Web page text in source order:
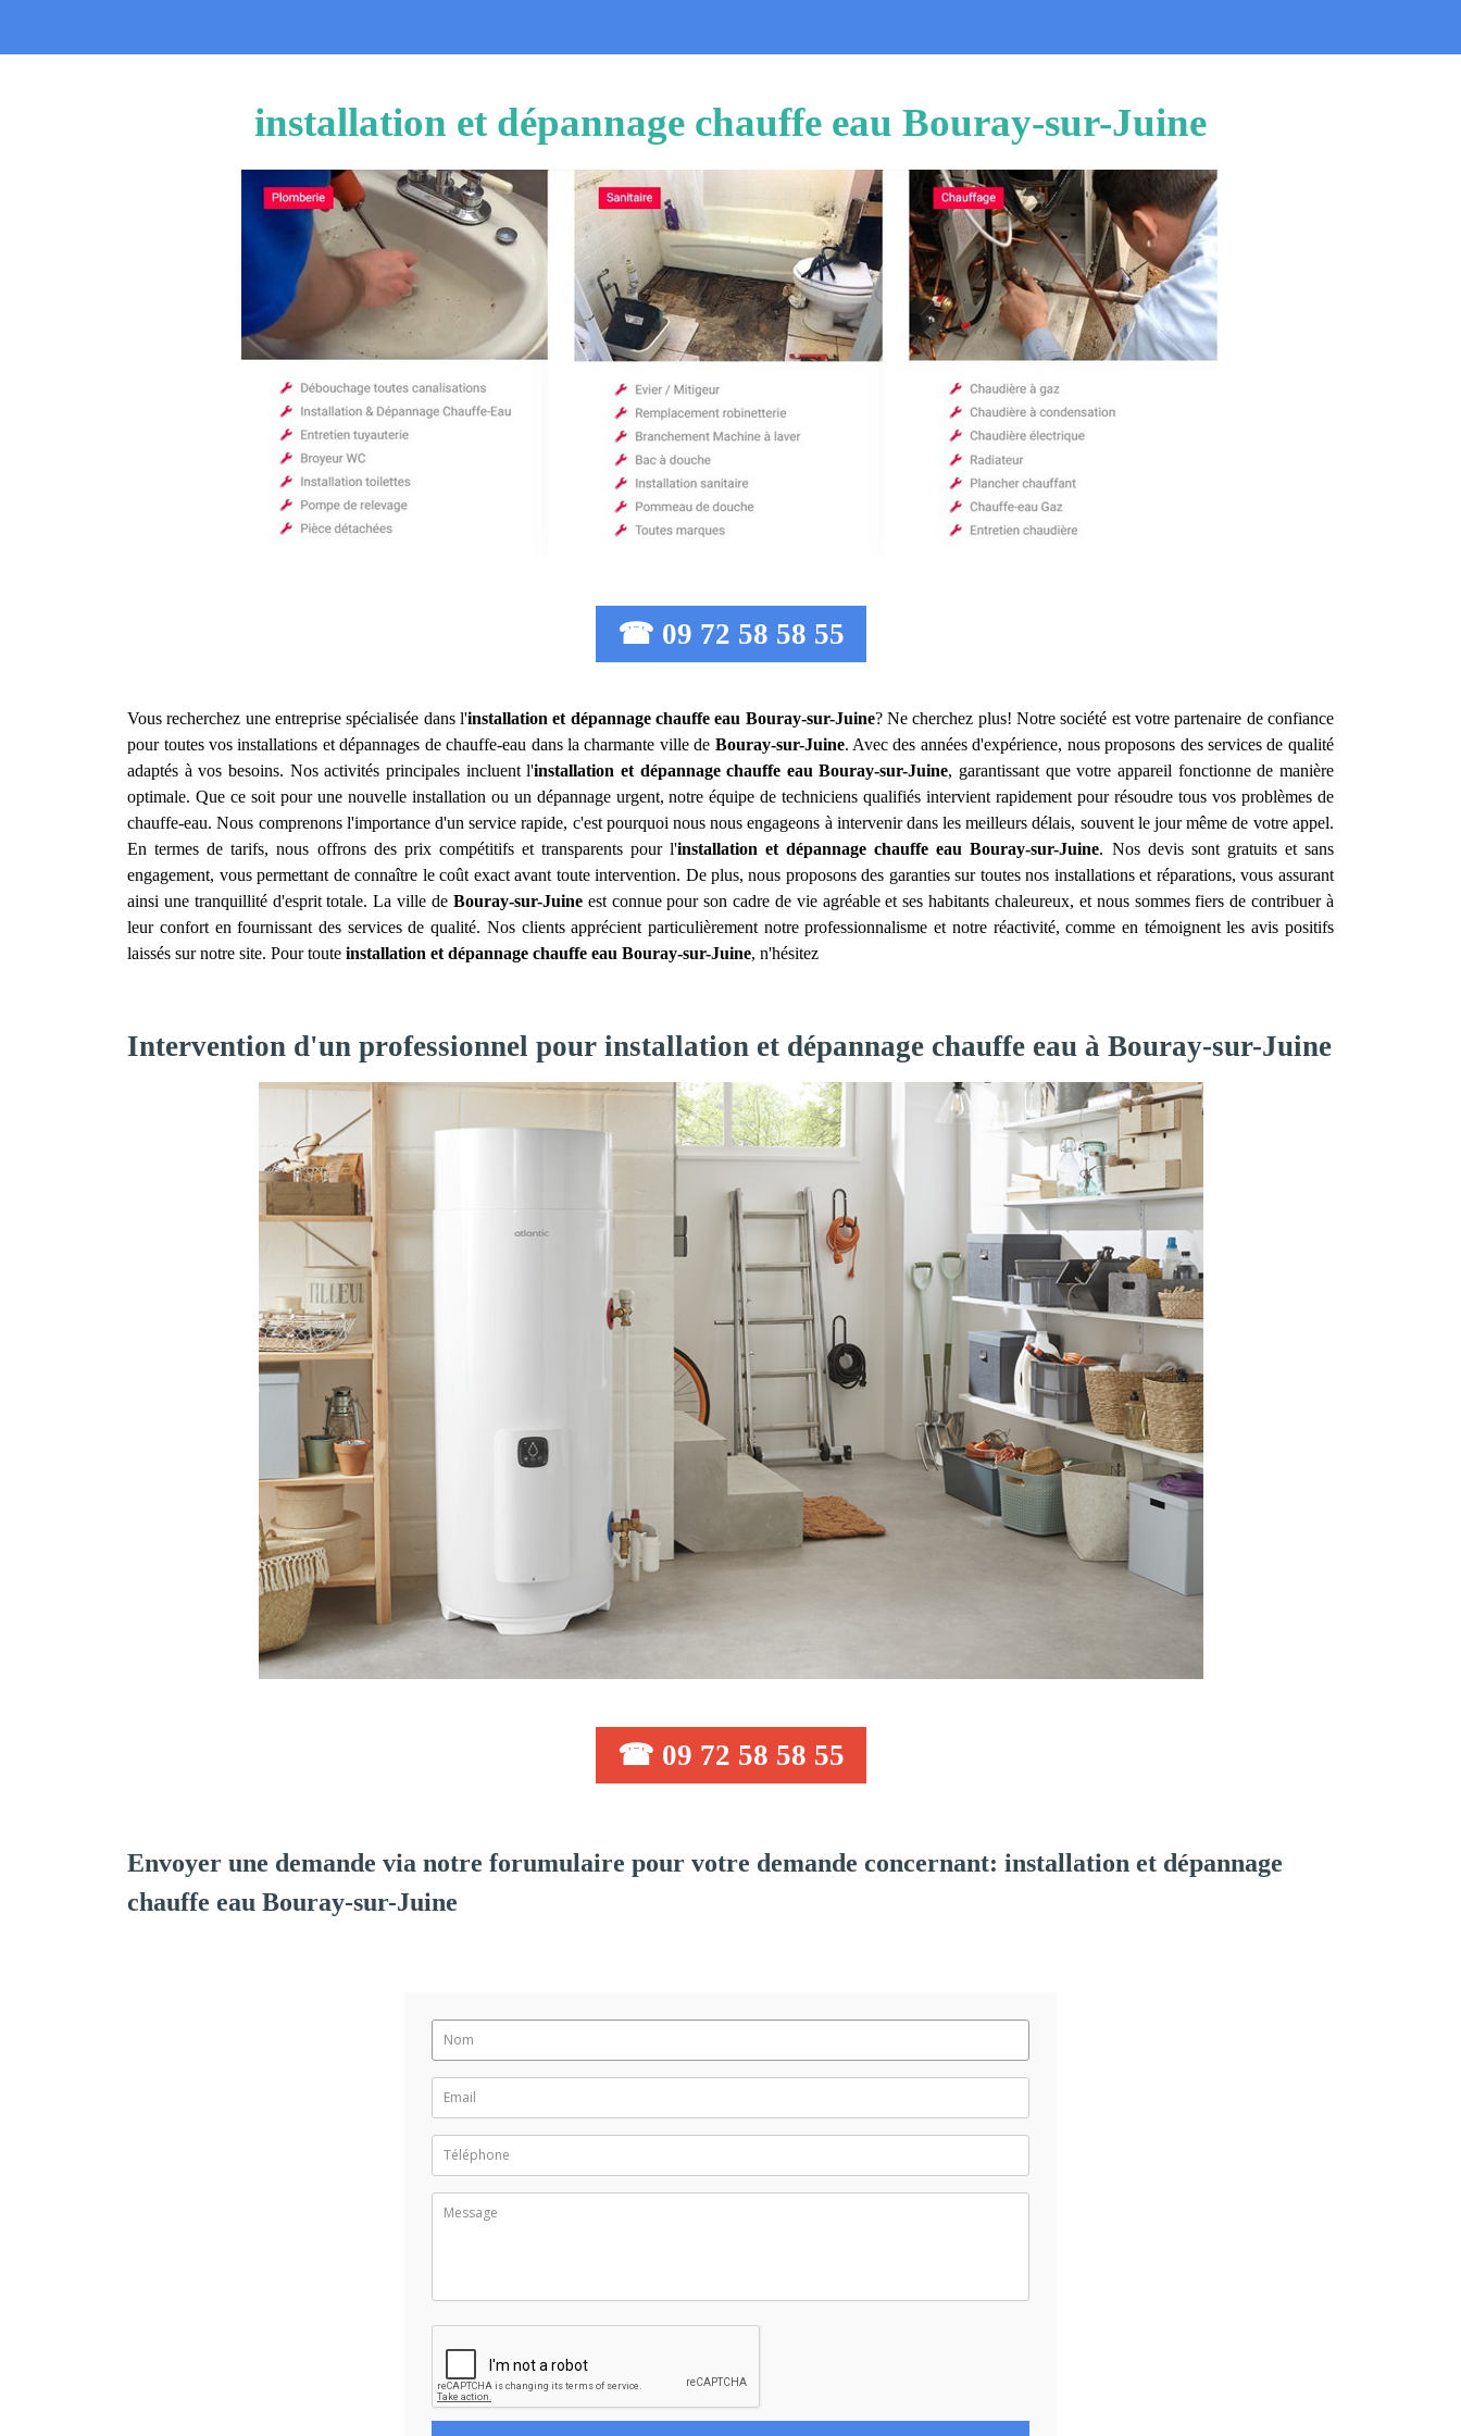
installation et dépannage chauffe eau Bouray-sur-Juine
☎ 09 72 58 58 55
Vous recherchez une entreprise spécialisée dans l'installation et dépannage chauffe eau Bouray-sur-Juine? Ne cherchez plus! Notre société est votre partenaire de confiance
pour toutes vos installations et dépannages de chauffe-eau dans la charmante ville de Bouray-sur-Juine. Avec des années d'expérience, nous proposons des services de qualité
adaptés à vos besoins. Nos activités principales incluent l'installation et dépannage chauffe eau Bouray-sur-Juine, garantissant que votre appareil fonctionne de manière
optimale. Que ce soit pour une nouvelle installation ou un dépannage urgent, notre équipe de techniciens qualifiés intervient rapidement pour résoudre tous vos problèmes de
chauffe-eau. Nous comprenons l'importance d'un service rapide, c'est pourquoi nous nous engageons à intervenir dans les meilleurs délais, souvent le jour même de votre appel.
En termes de tarifs, nous offrons des prix compétitifs et transparents pour l'installation et dépannage chauffe eau Bouray-sur-Juine. Nos devis sont gratuits et sans
engagement, vous permettant de connaître le coût exact avant toute intervention. De plus, nous proposons des garanties sur toutes nos installations et réparations, vous assurant
ainsi une tranquillité d'esprit totale. La ville de Bouray-sur-Juineest connue pour son cadre de vie agréable et ses habitants chaleureux, et nous sommes fiers de contribuer à
leur confort en fournissant des services de qualité. Nos clients apprécient particulièrement notre professionnalisme et notre réactivité, comme en témoignent les avis positifs
laissés sur notre site. Pour touteinstallation et dépannage chauffe eau Bouray-sur-Juine, n'hésitez
Intervention d'un professionnel pour installation et dépannage chauffe eau à Bouray-sur-Juine
☎ 09 72 58 58 55
Envoyer une demande via notre forumulaire pour votre demande concernant: installation et dépannage
chauffe eau Bouray-sur-Juine